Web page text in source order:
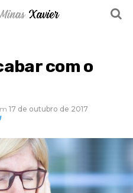
com o
17 de outubro de 2017